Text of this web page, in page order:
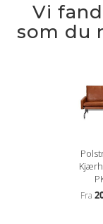
Vi
som du
Fra